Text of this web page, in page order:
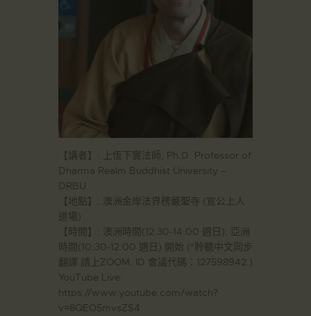
登录|LOGIN
【講者】: 上恆下實法師, Ph.D. Professor of
Dharma Realm Buddhist University –
DRBU
【地點】: 澳洲金岸法界楞嚴聖寺 (宣公上人
道場)
【時間】: 澳洲時間(12:30-14:00 週日); 亞洲
時間(10:30-12:00 週日) 開始 (*聆聽中文同步
翻譯 請上ZOOM. ID 會議代碼：127598942.​)
YouTube Live:
https://www.youtube.com/watch?
v=8QEO5mvsZS4